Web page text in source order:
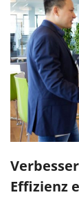
Effizienz